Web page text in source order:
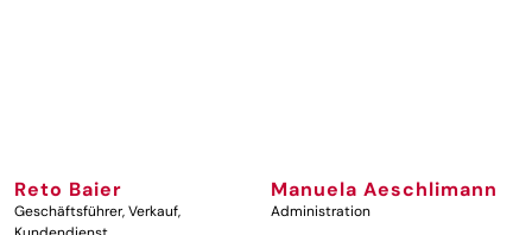
Reto Baier
Geschäftsführer, Verkauf,
Manuela Aeschlimann
Administration